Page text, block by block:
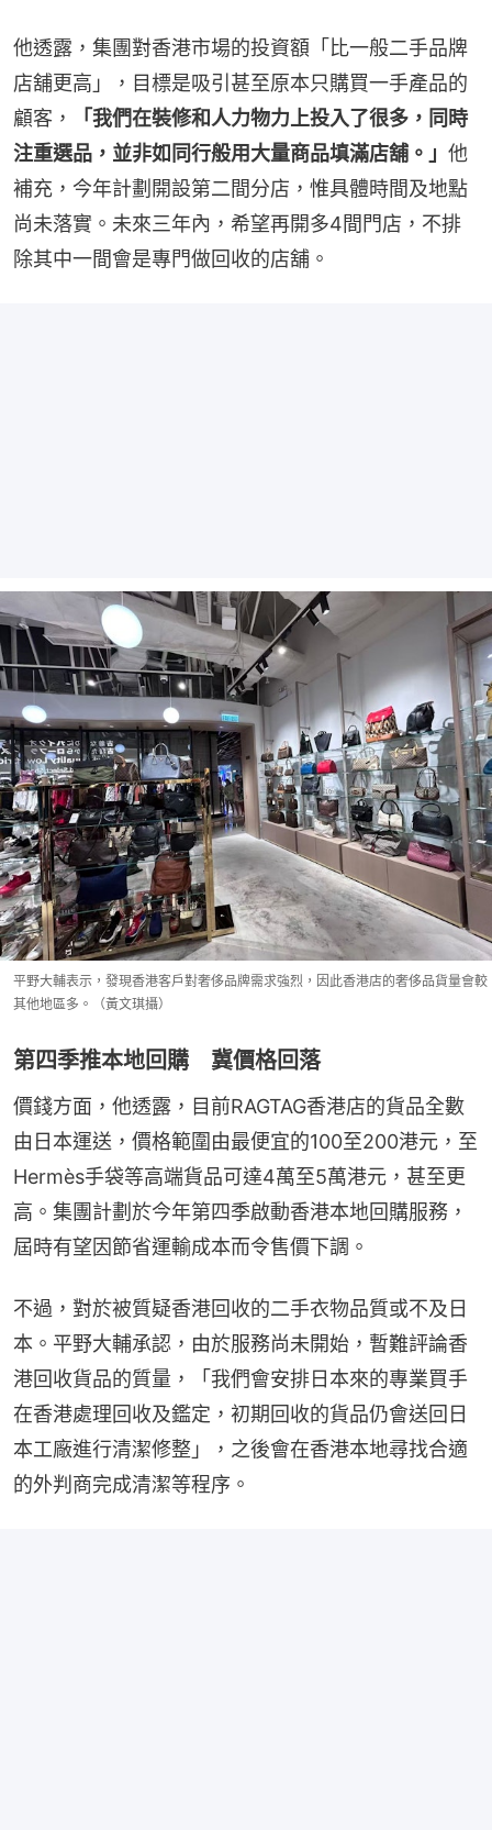
他透露，集團對香港市場的投資額「比一般二手品牌
店舖更高」，目標是吸引甚至原本只購買一手產品的
顧客，
「我們在裝修和人力物力上投入了很多，同時
注重選品，並非如同行般用大量商品填滿店舖。」 他
補充，今年計劃開設第二間分店，惟具體時間及地點
尚未落實。未來三年內，希望再開多4間門店，不排
除其中一間會是專門做回收的店舖。
平野大輔表示，發現香港客戶對奢侈品牌需求強烈，因此香港店的奢侈品貨量會較
其他地區多。（黃文琪攝）
第四季推本地回購 冀價格回落
價錢方面，他透露，目前RAGTAG香港店的貨品全數
由日本運送，價格範圍由最便宜的100至200港元，至
Hermès手袋等高端貨品可達4萬至5萬港元，甚至更
高。集團計劃於今年第四季啟動香港本地回購服務，
屆時有望因節省運輸成本而令售價下調。
不過，對於被質疑香港回收的二手衣物品質或不及日
本。平野大輔承認，由於服務尚未開始，暫難評論香
港回收貨品的質量，「我們會安排日本來的專業買手
在香港處理回收及鑑定，初期回收的貨品仍會送回日
本工廠進行清潔修整」，之後會在香港本地尋找合適
的外判商完成清潔等程序。